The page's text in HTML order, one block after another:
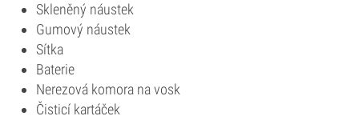
Skleněný náustek
Gumový náustek
Sítka
Baterie
Nerezová komora na vosk
Čisticí kartáček